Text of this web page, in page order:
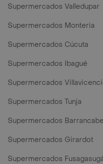
Supermercados Valledupar
Supermercados Monteria
Supermercados Cúcuta
Supermercados Ibagué
Supermercados
Supermercados Tunja
Supermercados
Supermercados Girardot
Supermercados